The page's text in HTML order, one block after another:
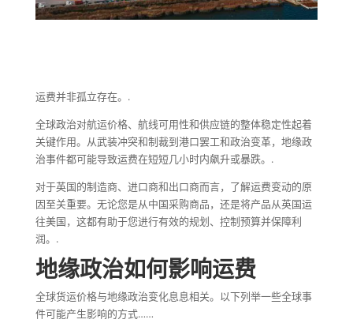
运费并非孤立存在。.
全球政治对航运价格、航线可用性和供应链的整体稳定性起着
关键作用。从武装冲突和制裁到港口罢工和政治变革，地缘政
治事件都可能导致运费在短短几小时内飙升或暴跌。.
对于英国的制造商、进口商和出口商而言，了解运费变动的原
因至关重要。无论您是从中国采购商品，还是将产品从英国运
往美国，这都有助于您进行有效的规划、控制预算并保障利
润。.
地缘政治如何影响运费
全球货运价格与地缘政治变化息息相关。以下列举一些全球事
件可能产生影响的方式……